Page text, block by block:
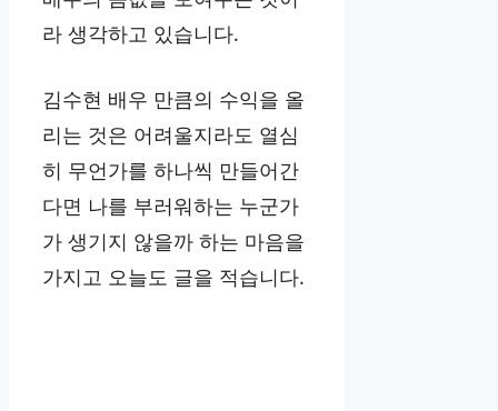
라 생각하고 있습니다.
김수현 배우 만큼의 수익을 올
리는 것은 어려울지라도 열심
히 무언가를 하나씩 만들어간
다면 나를 부러워하는 누군가
가 생기지 않을까 하는 마음을
가지고 오늘도 글을 적습니다.